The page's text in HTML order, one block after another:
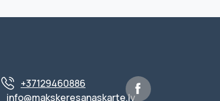
+37129460886
info@makskeresanaskarte.lv